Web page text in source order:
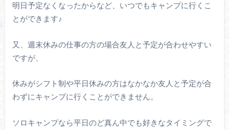
明日予定なくなったからなど、いつでもキャンプに行くこ
とができます♪
又、週末休みの仕事の方の場合友人と予定が合わせやすい
ですが、
休みがシフト制や平日休みの方はなかなか友人と予定が合
わずにキャンプに行くことができません。
ソロキャンプなら平日のど真ん中でも好きなタイミングで